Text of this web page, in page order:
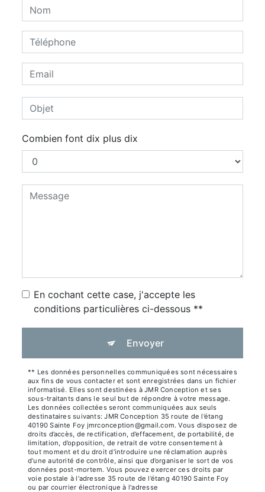
Combien font dix plus dix
En cochant cette case, j'accepte les
conditions particulières ci-dessous **
Envoyer
** Les données personnelles communiquées sont nécessaires
aux fins de vous contacter et sont enregistrées dans un fichier
informatisé. Elles sont destinées à JMR Conception et ses
sous-traitants dans le seul but de répondre à votre message.
Les données collectées seront communiquées aux seuls
destinataires suivants: JMR Conception 35 route de l’étang
40190 Sainte Foy jmrconception@gmail.com. Vous disposez de
droits d’accès, de rectification, d’effacement, de portabilité, de
limitation, d’opposition, de retrait de votre consentement à
tout moment et du droit d’introduire une réclamation auprès
d’une autorité de contrôle, ainsi que d’organiser le sort de vos
données post-mortem. Vous pouvez exercer ces droits par
voie postale à l'adresse 35 route de l’étang 40190 Sainte Foy
ou par courrier électronique à l'adresse